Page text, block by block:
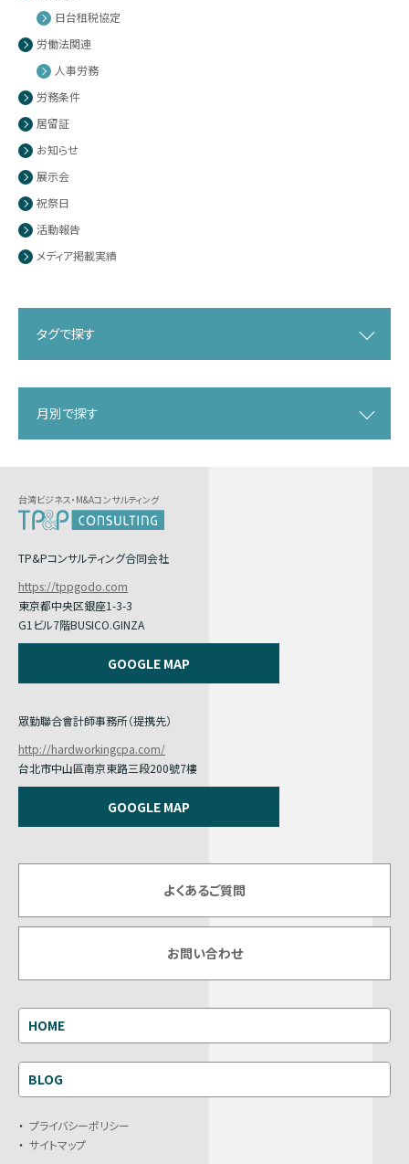
日台租税協定
労働法関連
人事労務
労務条件
居留証
お知らせ
展示会
祝祭日
活動報告
メディア掲載実績
タグで探す
月別で探す
台湾ビジネス・M&Aコンサルティング
TP&Pコンサルティング合同会社
https://tppgodo.com
東京都中央区銀座1-3-3
G1ビル7階BUSICO.GINZA
GOOGLE MAP
眾勤聯合會計師事務所（提携先）
http://hardworkingcpa.com/
台北市中山區南京東路三段200號7樓
GOOGLE MAP
よくあるご質問
お問い合わせ
HOME
BLOG
プライバシーポリシー
サイトマップ